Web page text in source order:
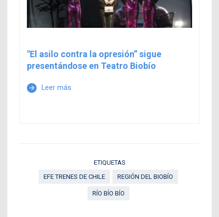
"El asilo contra la opresión” sigue
presentándose en Teatro Biobío
arrow_forward Leer más
ETIQUETAS
EFE TRENES DE CHILE
REGIÓN DEL BIOBÍO
RÍO BÍO BÍO